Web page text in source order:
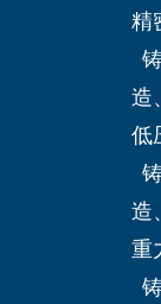
精
造、
低
造、
重